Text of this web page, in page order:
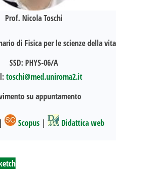
Prof. Nicola Toschi
di Fisica per le scienze della vita
SSD: PHYS-06/A
toschi@med.uniroma2.it
su appuntamento
| Scopus | Didattica web